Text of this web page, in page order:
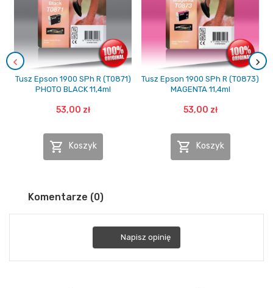
Tusz Epson 1900 SPh R (T0871)
PHOTO BLACK 11,4ml
53,00 zł
 Koszyk
Tusz Epson 1900 SPh R (T0873)
MAGENTA 11,4ml
53,00 zł
 Koszyk
Komentarze (0)
Napisz opinię